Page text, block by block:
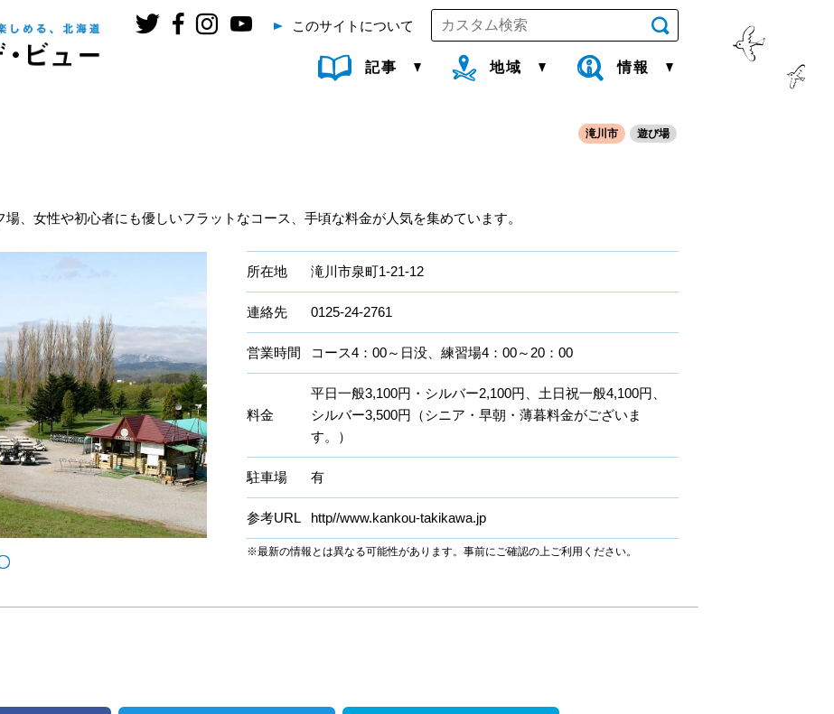
このサイトについて
記事 地域 情報
滝川市 遊び場
、女性や初心者にも優しいフラットなコース、手頃な料金が人気を集めています。
所在地 滝川市泉町1-21-12
連絡先 0125-24-2761
営業時間 コース4：00～日没、練習場4：00～20：00
料金
平日一般3,100円・シルバー2,100円、土日祝一般4,100円、
シルバー3,500円（シニア・早朝・薄暮料金がございま
す。）
駐車場 有
参考URL http//www.kankou-takikawa.jp
※最新の情報とは異なる可能性があります。事前にご確認の上ご利用ください。